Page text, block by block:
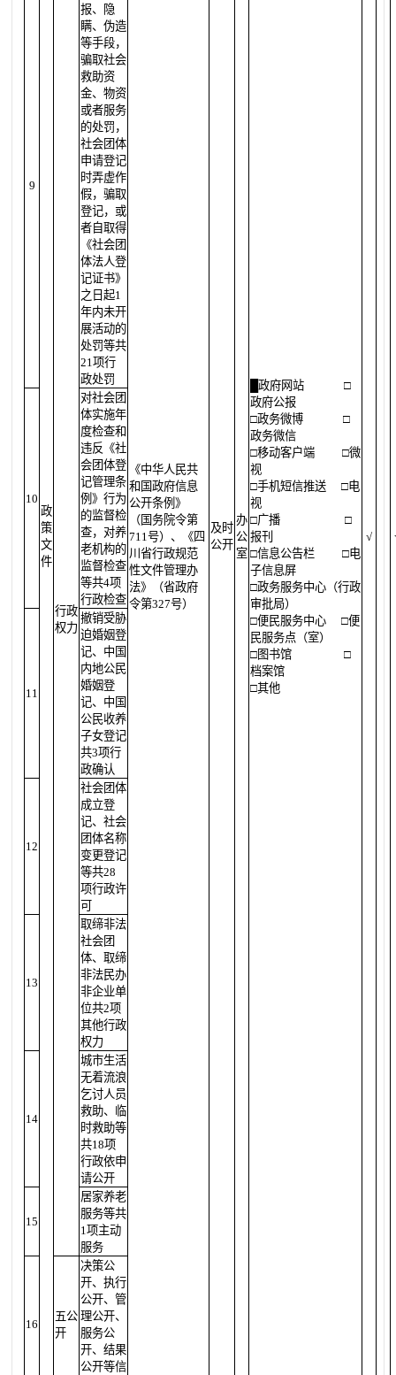
政
策
文
件
《中华人民共
和国政府信息
公开条例》
（国务院令第
711号）、《四
川省行政规范
性文件管理办
法》（省政府
令第327号）
及时
公开
办
公
室
█政府网站
□
政府公报
□政务微博
□
政务微信
□移动客户端
□微
视
□手机短信推送
□电
视
□广播
□
报刊
□信息公告栏
□电
子信息屏
□政务服务中心（行政
审批局）
□便民服务中心
□便
民服务点（室）
□图书馆
□
档案馆
□其他
√
9
行政
权力
报、隐
瞒、伪造
等手段，
骗取社会
救助资
金、物资
或者服务
的处罚，
社会团体
申请登记
时弄虚作
假，骗取
登记，或
者自取得
《社会团
体法人登
记证书》
之日起1
年内未开
展活动的
处罚等共
21项行
政处罚
10
对社会团
体实施年
度检查和
违反《社
会团体登
记管理条
例》行为
的监督检
查，对养
老机构的
监督检查
等共4项
行政检查
11
撤销受胁
迫婚姻登
记、中国
内地公民
婚姻登
记、中国
公民收养
子女登记
共3项行
政确认
12
社会团体
成立登
记、社会
团体名称
变更登记
等共28
项行政许
可
13
取缔非法
社会团
体、取缔
非法民办
非企业单
位共2项
其他行政
权力
14
城市生活
无着流浪
乞讨人员
救助、临
时救助等
共18项
行政依申
请公开
15
居家养老
服务等共
1项主动
服务
16
五公
开
决策公
开、执行
公开、管
理公开、
服务公
开、结果
公开等信